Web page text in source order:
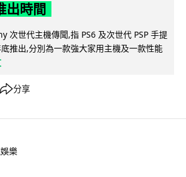
出時間
次世代主機傳聞,指 PS6 及次世代 PSP 手提
推出,分別為一款強大家用主機及一款性能
分享
樂